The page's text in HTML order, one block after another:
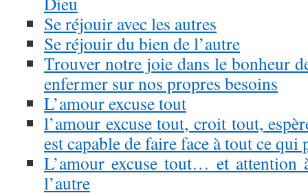
Se réjouir avec les autres
Se réjouir du bien de l’autre
Trouver notre joie dans le bonheur
enfermer sur nos propres besoins
L’amour excuse tout
l’amour excuse tout, croit tout,
est capable de faire face à tout ce qui
L’amour excuse tout… et
l’autre